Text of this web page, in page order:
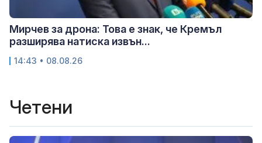
Мирчев за дрона: Това е знак, че Кремъл
разширява натиска извън...
14:43 • 08.08.26
Четени